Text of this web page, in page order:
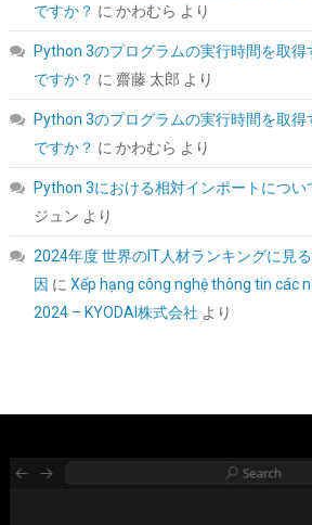
Amazon限定 キオクシア 内蔵SSD 1TB
2280 読込7,200M SSD-CK1.0N4B/R
54520) GBP 158.64
こちら)
ですか？ に かわむら より
Python 3のプログラムの実行時間を取
ですか？ に 齋藤 太郎 より
Python 3のプログラムの実行時間を取
ですか？ に かわむら より
Python 3における相対インポートについ
ジュン より
2024年度 世界のIT人材ランキングに見
因 に Xếp hạng công nghệ thông tin các
2024 – KYODAI株式会社 より